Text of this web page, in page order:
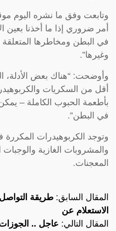
وتابعت وفق ما نشره اليوم
أمر ضروري إذا ما أخذنا بعين
في البطن ومخاطرها
وغيرها”.
وأوضحت: “هناك بعض الأدلة،
أقل من السكريات
بأطعمة الحبوب الكاملة –
في البطن”.
وتوجد الكربوهيدرات المكررة
والمشروبات الغازية والوجبات
المعجنات.
المقال السابق: طريقة
الاستعلام عن
المقال التالي: عاجل ..